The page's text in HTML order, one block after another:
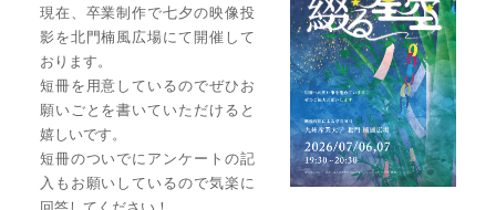
現在、卒業制作で七夕の映像投
影を北門楠風広場にて開催して
おります。
短冊を用意しているのでぜひお
願いごとを書いていただけると
嬉しいです。
短冊のついでにアンケートの記
入もお願いしているので気楽に